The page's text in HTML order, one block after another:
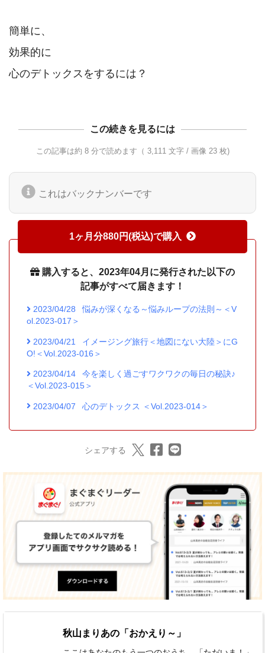
簡単に、
効果的に
この続きを見るには
この記事は約 8 分で読めます（ 3,111 文字 / 画像 23 枚)
これはバックナンバーです
1ヶ月分880円(税込)で購入
購入すると、2023年04月に発行された以下の
記事がすべて届きます！
2023/04/28
悩みが深くなる～悩みループの法則～＜V
ol.2023-017＞
2023/04/21
イメージング旅行＜地図にない大陸＞にG
O!＜Vol.2023-016＞
2023/04/14
今を楽しく過ごすワクワクの毎日の秘訣♪
＜Vol.2023-015＞
2023/04/07 心のデトックス ＜Vol.2023-014＞
シェアする
秋山まりあの「おかえり～」